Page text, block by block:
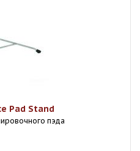
Pad Stand
пэда